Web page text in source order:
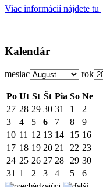
Viac informácií nájdete tu
Kalendár
mesiac rok
Po Ut St Št Pia So Ne
27 28 29 30 31 1
2
3
4 5 6 7 8
9
10 11 12 13 14 15 16
17 18 19 20 21 22 23
24 25 26 27 28 29 30
31 1 2 3 4 5 6